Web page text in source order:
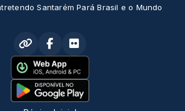
Santarém Pará Brasil e o Mundo